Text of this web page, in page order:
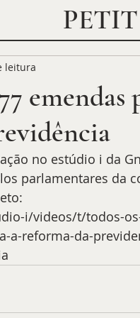
PETIT
emendas
leitura
no estúdio i da
parlamentares da
i/videos/t/todos-
a-reforma-da-